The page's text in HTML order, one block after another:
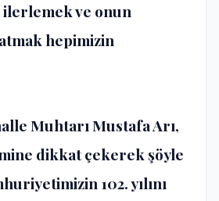
ve onun
hepimizin
Muhtarı Mustafa Arı,
dikkat çekerek şöyle
102. yılını